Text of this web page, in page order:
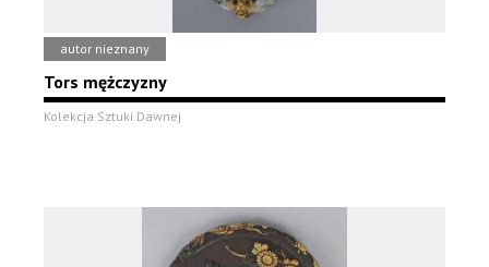
autor nieznany
Tors mężczyzny
Kolekcja Sztuki Dawnej